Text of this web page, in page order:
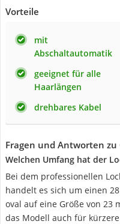
Vorteile
mit
Abschaltautomatik
geeignet für alle
Haarlängen
drehbares Kabel
Fragen und Antworten zu
Welchen Umfang hat der
Bei dem professionellen
handelt es sich um einen
oval auf eine Größe von 23
das Modell auch für